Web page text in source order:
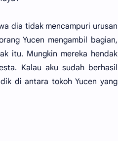
dia tidak mencampuri urusan
Yucen mengambil bagian,
itu. Mungkin mereka hendak
Kalau aku sudah berhasil
di antara tokoh Yucen yang